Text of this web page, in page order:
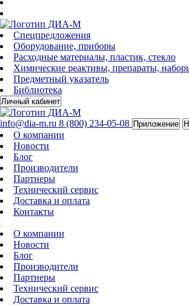
Спецпредложения
Оборудование, приборы
Расходные материалы, пластик, стекло
Химические реактивы, препараты,
Предметный указатель
Библиотека
Личный кабинет
info@dia-m.ru 8 (800) 234-05-08 Приложение
О компании
Новости
Блог
Производители
Партнеры
Технический сервис
Доставка и оплата
Контакты
О компании
Новости
Блог
Производители
Партнеры
Технический сервис
Доставка и оплата